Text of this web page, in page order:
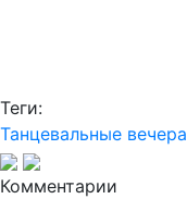
Теги:
Танцевальные вечера
Комментарии